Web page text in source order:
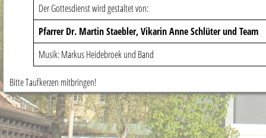
Der Gottesdienst wird gestaltet von:
Pfarrer Dr. Martin Staebler, Vikarin Anne Schlüter und Team
Musik: Markus Heidebroek und Band
Bitte Taufkerzen mitbringen!